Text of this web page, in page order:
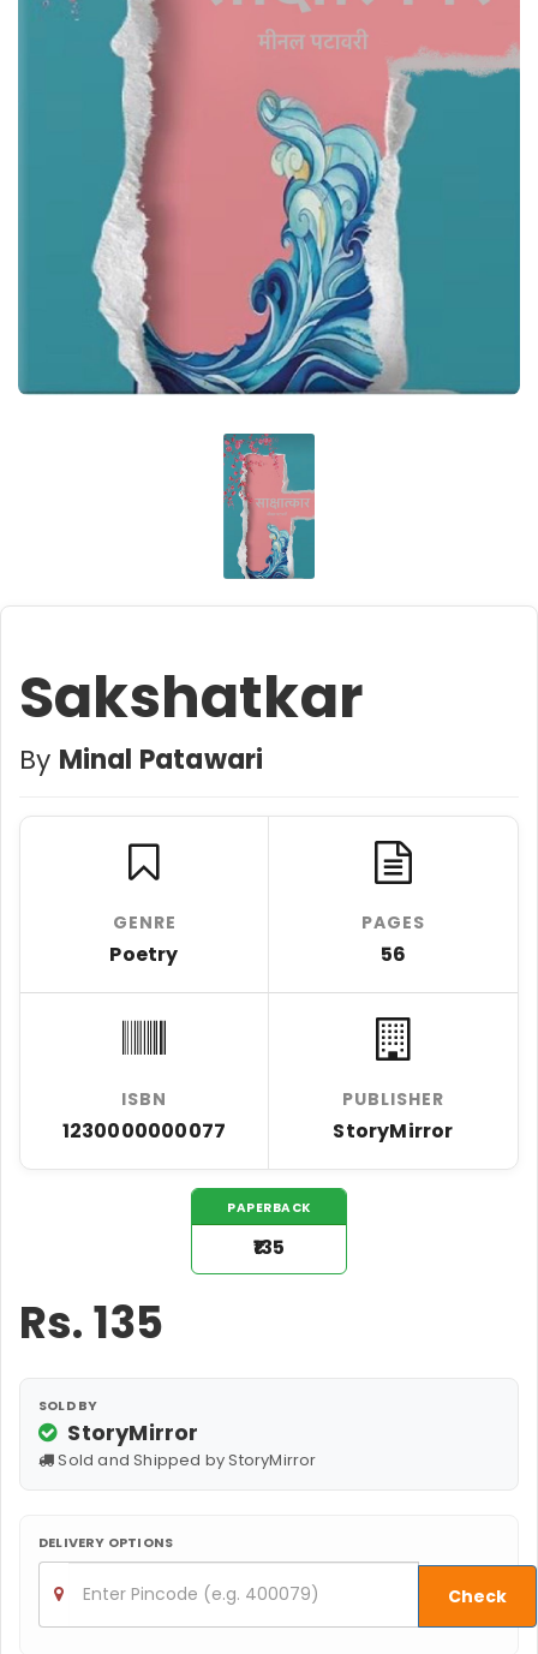
Sakshatkar
By Minal Patawari
GENRE
Poetry
PAGES
56
ISBN
1230000000077
PUBLISHER
StoryMirror
PAPERBACK
₹135
Rs.135
SOLD BY
StoryMirror
Sold and Shipped by StoryMirror
DELIVERY OPTIONS
Check